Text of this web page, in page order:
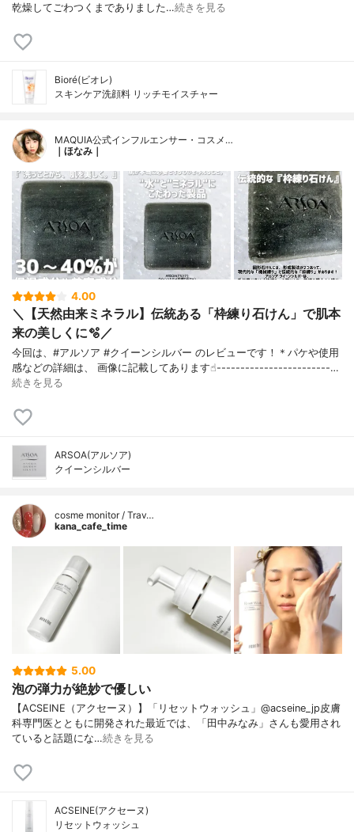
乾燥してごわつくまでありました…続きを見る
Bioré(ビオレ)
スキンケア洗顔料 リッチモイスチャー
MAQUIA公式インフルエンサー・コスメ…
｜ほなみ｜
4.00
＼【天然由来ミネラル】伝統ある「枠練り石けん」で肌本
来の美しくに🫧／
今回は、#アルソア #クイーンシルバー のレビューです！＊パケや使用
感などの詳細は、 画像に記載してあります☝︎------------------------…
続きを見る
ARSOA(アルソア)
クイーンシルバー
cosme monitor / Trav…
kana_cafe_time
5.00
泡の弾力が絶妙で優しい
【ACSEINE（アクセーヌ）】「リセットウォッシュ」@acseine_jp皮膚
科専門医とともに開発された最近では、「田中みなみ」さんも愛用され
ていると話題にな…続きを見る
ACSEINE(アクセーヌ)
リセットウォッシュ